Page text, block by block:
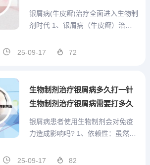
银屑病(牛皮癣)治疗全面进入生物制
剂时代 1、银屑病（牛皮癣）治疗
银屑病，俗称“牛皮癣”，是一种慢
大的身心痛苦。在过去，银屑病的
治疗手段相对有限，且效...
25-09-17 72
生物制剂治疗银屑病多久打一针
生物制剂治疗银屑病需要打多久
银屑病患者使用生物制剂会对免疫
力造成影响吗? 1、依赖性：虽然生
但长期使用可能会对患者的免疫系
25-09-17 82